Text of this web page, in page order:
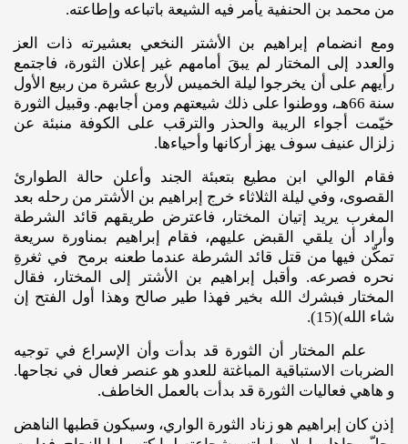
من محمد بن الحنفية يأمر فيه الشيعة باتباعه وإطاعته.
ومع انضمام إبراهيم بن الأشتر النخعي بعشيرته ذات العز
والعدد إلى المختار لم يبقَ أمامهم غير إعلان الثورة، فاجتمع
رأيهم على أن يخرجوا ليلة الخميس لأربع عشرة من ربيع الأول
سنة 66هـ، ووطنوا على ذلك شيعتهم ومن أجابهم. وقبيل الثورة
خيّمت أجواء الريبة والحذر والترقب على الكوفة منبئة عن
زلزال عنيف سوف يهز أركانها وأحياءها.
فقام الوالي ابن مطيع بتعبئة الجند وأعلن حالة الطوارئ
القصوى، وفي ليلة الثلاثاء خرج إبراهيم بن الأشتر من رحله بعد
المغرب يريد إتيان المختار، فاعترض طريقهم قائد الشرطة
وأراد أن يلقي القبض عليهم، فقام إبراهيم بمناورة سريعة
تمكّن فيها من قتل قائد الشرطة عندما طعنه برمح في ثغرةِ
نحره فصرعه. وأقبل إبراهيم بن الأشتر إلى المختار، فقال
المختار فبشرك الله بخير فهذا طير صالح وهذا أول الفتح إن
شاء الله)(15).
علم المختار أن الثورة قد بدأت وأن الإسراع في توجيه
الضربات الاستباقية المباغتة للعدو هو عنصر فعال في نجاحها.
و هاهي فعاليات الثورة قد بدأت بالعمل الخاطف.
إذن كان إبراهيم هو زناد الثورة الواري، وسيكون قطبها الناهض